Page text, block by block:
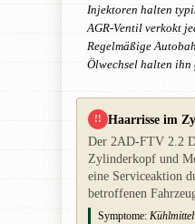
Injektoren halten
AGR-Ventil verkokt
Regelmäßige
Ölwechsel halten ihn
!! Haarrisse im
Der 2AD-FTV 2.2
Zylinderkopf und
eine Serviceaktion
betroffenen
Symptome: